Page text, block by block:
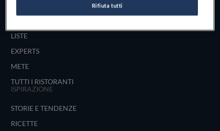
LISTE
EXPERTS
METE
TUTTI I RISTORANTI
ISPIRAZIONE
STORIE E TENDENZE
RICETTE
Rifiuta tutti